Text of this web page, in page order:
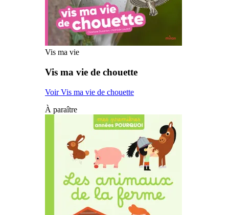
Vis ma vie
Vis ma vie de chouette
Voir Vis ma vie de chouette
À paraître